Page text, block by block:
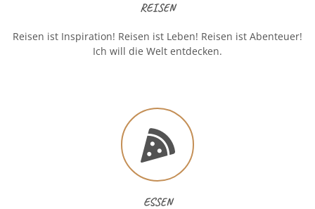
REISEN
Reisen ist Inspiration! Reisen ist Leben! Reisen ist Abenteuer!
Ich will die Welt entdecken.
ESSEN